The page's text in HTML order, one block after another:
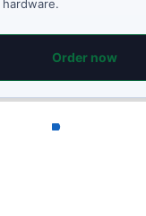
Order now